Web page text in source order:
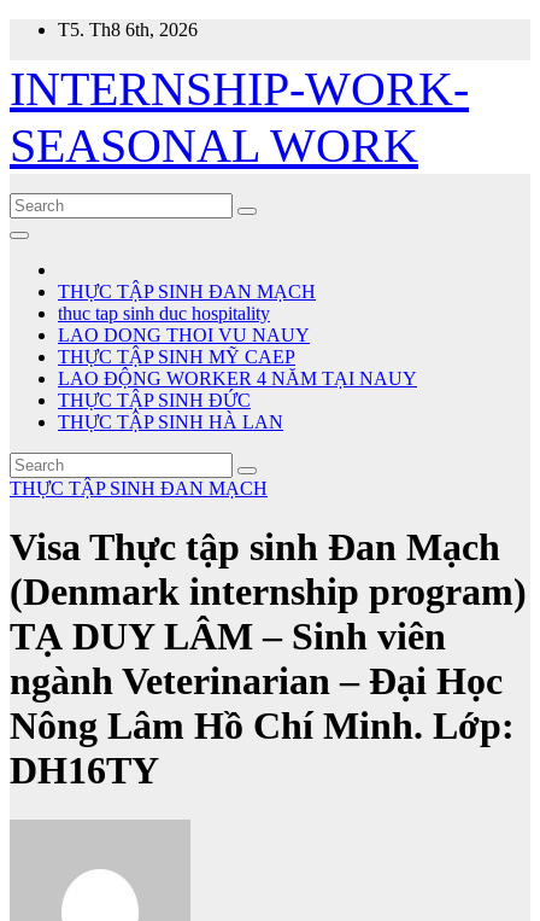
Skip
content
T5. Th8 6th, 2026
INTERNSHIP-WORK-
SEASONAL WORK
THỰC TẬP SINH ĐAN MẠCH
thuc tap sinh duc hospitality
LAO DONG THOI VU NAUY
THỰC TẬP SINH MỸ CAEP
LAO ĐỘNG WORKER 4 NĂM TẠI NAUY
THỰC TẬP SINH ĐỨC
THỰC TẬP SINH HÀ LAN
THỰC TẬP SINH ĐAN MẠCH
Visa Thực tập sinh Đan Mạch
(Denmark internship program)
TẠ DUY LÂM – Sinh viên
ngành Veterinarian – Đại Học
Nông Lâm Hồ Chí Minh. Lớp:
DH16TY